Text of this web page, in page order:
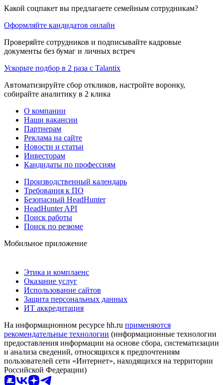
Какой соцпакет вы предлагаете семейным сотрудникам?
Оформляйте кандидатов онлайн
Проверяйте сотрудников и подписывайте кадровые
документы без бумаг и личных встреч
Ускорьте подбор в 2 раза с Talantix
Автоматизируйте сбор откликов, настройте воронку,
собирайте аналитику в 2 клика
О компании
Наши вакансии
Партнерам
Реклама на сайте
Новости и статьи
Инвесторам
Кандидаты по профессиям
Производственный календарь
Требования к ПО
Безопасный HeadHunter
HeadHunter API
Поиск работы
Поиск по резюме
Мобильное приложение
Этика и комплаенс
Оказание услуг
Использование сайтов
Защита персональных данных
ИТ аккредитация
На информационном ресурсе hh.ru применяются
рекомендательные технологии (информационные технологии
предоставления информации на основе сбора, систематизации
и анализа сведений, относящихся к предпочтениям
пользователей сети «Интернет», находящихся на территории
Российской Федерации)